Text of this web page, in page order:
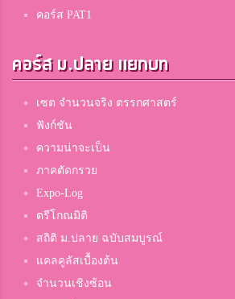
คอร์ส PAT1
คอร์ส ม.ปลาย แยกบท
เซต จำนวนจริง ตรรกศาสตร์
ฟังก์ชัน
ความน่าจะเป็น
ภาคตัดกรวย
Expo-Log
ตรีโกณมิติ
สถิติ ม.ปลาย ฉบับสมบูรณ์
แคลคูลัสเบื้องต้น
จำนวนเชิงซ้อน